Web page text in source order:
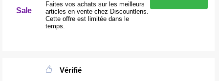
Sale
Faites vos achats sur les meilleurs
articles en vente chez Discountlens.
Cette offre est limitée dans le
temps.
Vérifié